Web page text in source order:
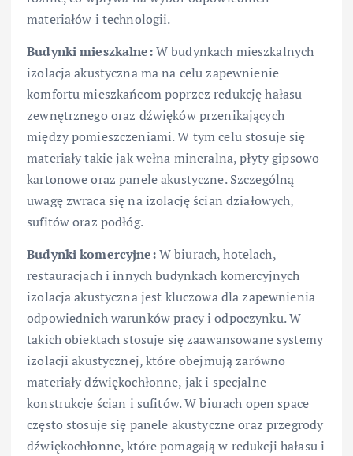
materiałów i technologii.
Budynki mieszkalne:W budynkach mieszkalnych
izolacja akustyczna ma na celu zapewnienie
komfortu mieszkańcom poprzez redukcję hałasu
zewnętrznego oraz dźwięków przenikających
między pomieszczeniami. W tym celu stosuje się
materiały takie jak wełna mineralna, płyty gipsowo-
kartonowe oraz panele akustyczne. Szczególną
uwagę zwraca się na izolację ścian działowych,
sufitów oraz podłóg.
Budynki komercyjne:W biurach, hotelach,
restauracjach i innych budynkach komercyjnych
izolacja akustyczna jest kluczowa dla zapewnienia
odpowiednich warunków pracy i odpoczynku. W
takich obiektach stosuje się zaawansowane systemy
izolacji akustycznej, które obejmują zarówno
materiały dźwiękochłonne, jak i specjalne
konstrukcje ścian i sufitów. W biurach open space
często stosuje się panele akustyczne oraz przegrody
dźwiękochłonne, które pomagają w redukcji hałasu i